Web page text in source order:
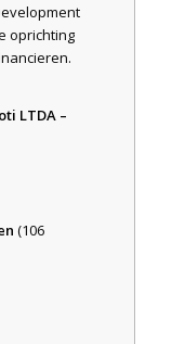
oprichting
LTDA –
(106